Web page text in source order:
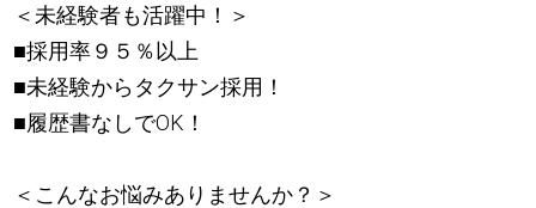
＜未経験者も活躍中！＞
■採用率９５％以上
■未経験からタクサン採用！
■履歴書なしでOK！
＜こんなお悩みありませんか？＞